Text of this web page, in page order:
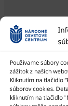
Používame súbory
zážitok z našich
Kliknutím na tlačidlo
súborov cookies.
kliknutím na tlačidlo
Národné osvetové
Ministerstva kultúry